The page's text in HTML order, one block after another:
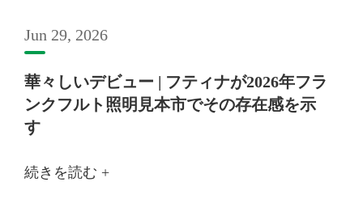
Jun 29, 2026
華々しいデビュー | フティナが2026年フラ
ンクフルト照明見本市でその存在感を示
す
続きを読む +